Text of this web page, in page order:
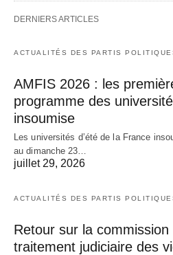
DERNIERS ARTICLES
ACTUALITÉS DES PARTIS
AMFIS 2026 : les
programme des
insoumise
Les universités d’été de la France
au dimanche 23…
juillet 29, 2026
ACTUALITÉS DES PARTIS
Retour sur la commission
traitement judiciaire des